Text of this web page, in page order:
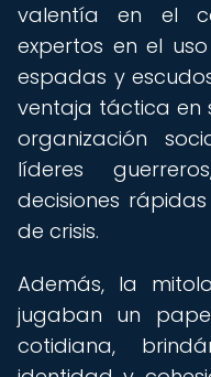
valentía en el
expertos en el
espadas y
ventaja táctica en
organización
líderes
decisiones
de crisis.
Además, la
jugaban un
cotidiana,